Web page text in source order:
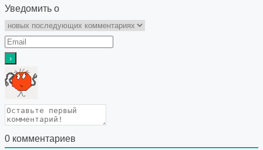
Уведомить о
0 комментариев